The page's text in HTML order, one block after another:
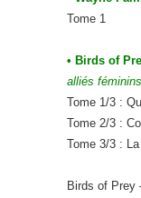
Tome 1
• Birds of
alliés
Tome 1/3 :
Tome 2/3 :
Tome 3/3 :
Birds of Prey